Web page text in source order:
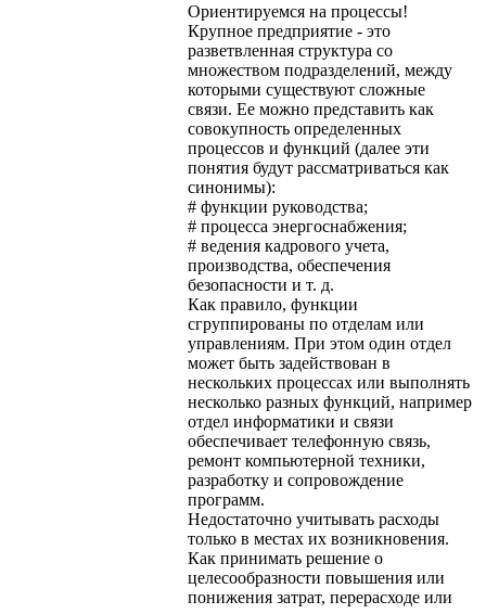
Ориентируемся на процессы!
Крупное предприятие - это
разветвленная структура со
множеством подразделений, между
которыми существуют сложные
связи. Ее можно представить как
совокупность определенных
процессов и функций (далее эти
понятия будут рассматриваться как
синонимы):
# функции руководства;
# процесса энергоснабжения;
# ведения кадрового учета,
производства, обеспечения
безопасности и т. д.
Как правило, функции
сгруппированы по отделам или
управлениям. При этом один отдел
может быть задействован в
нескольких процессах или выполнять
несколько разных функций, например
отдел информатики и связи
обеспечивает телефонную связь,
ремонт компьютерной техники,
разработку и сопровождение
программ.
Недостаточно учитывать расходы
только в местах их возникновения.
Как принимать решение о
целесообразности повышения или
понижения затрат, перерасходе или